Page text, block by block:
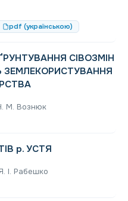
pdf (українською)
СІВОЗМІН
ЗЕМЛЕКОРИСТУВАННЯ
М. Вознюк
р. УСТЯ
І. Рабешко